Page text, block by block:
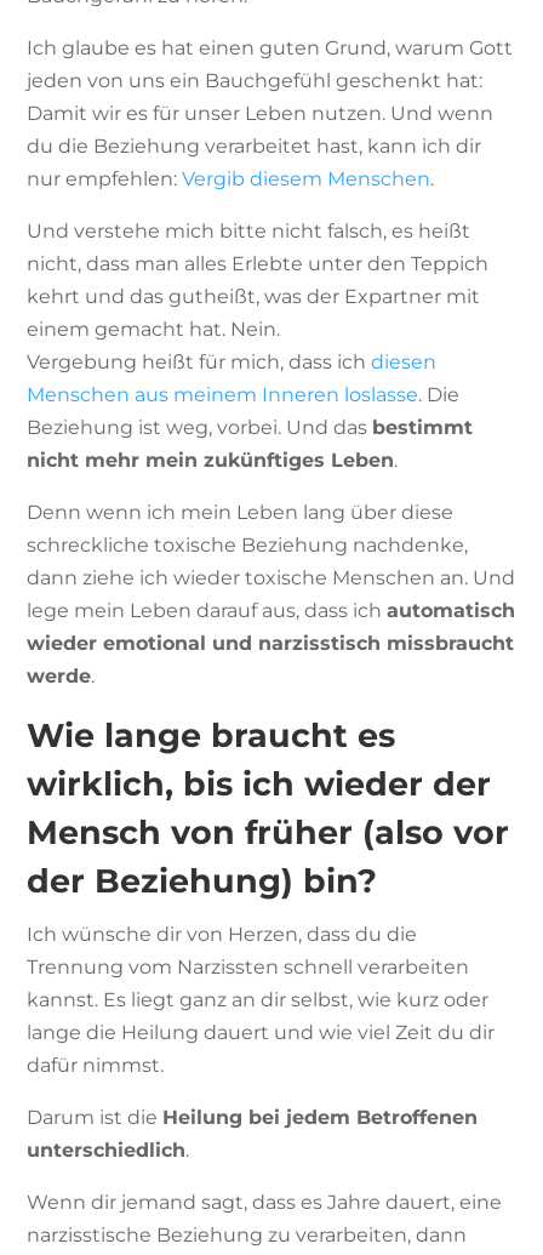
Ich glaube es hat einen guten Grund, warum Gott
jeden von uns ein Bauchgefühl geschenkt hat:
Damit wir es für unser Leben nutzen. Und wenn
du die Beziehung verarbeitet hast, kann ich dir
nur empfehlen:Vergib diesem Menschen.
Und verstehe mich bitte nicht falsch, es heißt
nicht, dass man alles Erlebte unter den Teppich
kehrt und das gutheißt, was der Expartner mit
einem gemacht hat. Nein.
Vergebung heißt für mich, dass ichdiesen
Menschen aus meinem Inneren loslasse. Die
Beziehung ist weg, vorbei. Und das bestimmt
nicht mehr mein zukünftiges Leben.
Denn wenn ich mein Leben lang über diese
schreckliche toxische Beziehung nachdenke,
dann ziehe ich wieder toxische Menschen an. Und
lege mein Leben darauf aus, dass ichautomatisch
wieder emotional und narzisstisch missbraucht
werde.
Wie lange braucht es
wirklich, bis ich wieder der
Mensch von früher (also vor
der Beziehung) bin?
Ich wünsche dir von Herzen, dass du die
Trennung vom Narzissten schnell verarbeiten
kannst. Es liegt ganz an dir selbst, wie kurz oder
lange die Heilung dauert und wie viel Zeit du dir
dafür nimmst.
Darum ist die Heilung bei jedem Betroffenen
unterschiedlich.
Wenn dir jemand sagt, dass es Jahre dauert, eine
narzisstische Beziehung zu verarbeiten, dann